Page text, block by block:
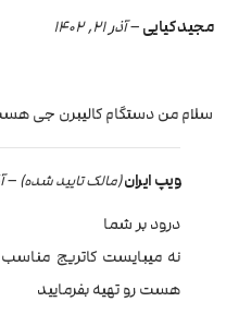
مجید کیایی–آذر 21, 1402
سلام من دستگام کالیبرن جی
ویپ ایران(مالک تایید شده) –
درود بر شما
نه میبایست کاتریج
هست رو تهیه بفرمایید